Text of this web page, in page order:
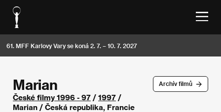
61. MFF Karlovy Vary se koná 2. 7. – 10. 7. 2027
Archív filmů
Marian
České filmy 1996 - 97 / 1997 /
Marian / Česká republika, Francie